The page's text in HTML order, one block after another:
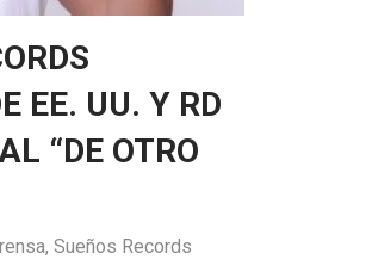
EE. UU. Y RD
“DE OTRO
, Sueños Records